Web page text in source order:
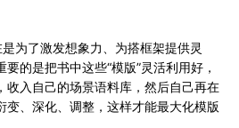
为了激发想象力、为搭框架提供灵
的是把书中这些“模版”灵活利用好，
收入自己的场景语料库，然后自己再在
变、深化、调整，这样才能最大化模版